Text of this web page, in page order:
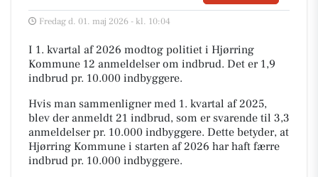
Fredag d. 01. maj 2026 - kl. 10:04
I 1. kvartal af 2026 modtog politiet i Hjørring
Kommune 12 anmeldelser om indbrud. Det er 1,9
indbrud pr. 10.000 indbyggere.
Hvis man sammenligner med 1. kvartal af 2025,
blev der anmeldt 21 indbrud, som er svarende til 3,3
anmeldelser pr. 10.000 indbyggere. Dette betyder, at
Hjørring Kommune i starten af 2026 har haft færre
indbrud pr. 10.000 indbyggere.